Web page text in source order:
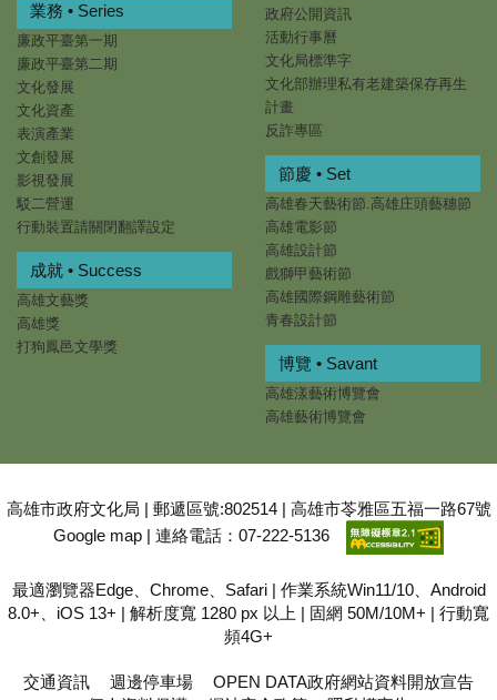
政府公開資訊
活動行事曆
文化局標準字
文化部辦理私有老建築保存再生
計畫
反詐專區
業務 • Series
廉政平臺第一期
廉政平臺第二期
文化發展
文化資產
表演產業
文創發展
影視發展
駁二營運
行動裝置請關閉翻譯設定
節慶 • Set
高雄春天藝術節.高雄庄頭藝穗節
高雄電影節
高雄設計節
戲獅甲藝術節
高雄國際鋼雕藝術節
青春設計節
成就 • Success
高雄文藝獎
高雄獎
打狗鳳邑文學獎
博覽 • Savant
高雄漾藝術博覽會
高雄藝術博覽會
高雄市政府文化局 | 郵遞區號:802514 | 高雄市苓雅區五福一路67號
Google map | 連絡電話：07-222-5136
最適瀏覽器Edge、Chrome、Safari | 作業系統Win11/10、Android
8.0+、iOS 13+ | 解析度寬 1280 px 以上 | 固網 50M/10M+ | 行動寬
頻4G+
交通資訊 週邊停車場
OPEN DATA政府網站資料開放宣告